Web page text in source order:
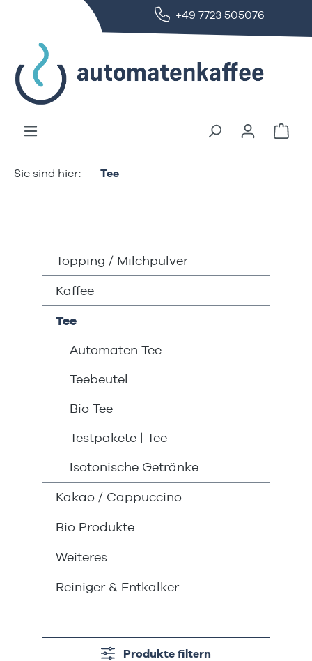
+49 7723 505076
Tee
Topping / Milchpulver
Kaffee
Tee
Automaten Tee
Teebeutel
Bio Tee
Testpakete | Tee
Isotonische Getränke
Kakao / Cappuccino
Bio Produkte
Weiteres
Reiniger & Entkalker
Produkte filtern